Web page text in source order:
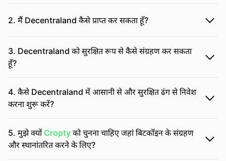
2. मैं Decentraland कैसे प्राप्त कर सकता हूँ?
3. Decentraland को सुरक्षित रूप से कैसे संग्रहण कर सकता
हूँ?
4. कैसे Decentraland में आसानी से और सुरक्षित ढंग से निवेश
करना शुरू करें?
5. मुझे क्यों Cropty को चुनना चाहिए जहां बिटकॉइन के संग्रहण
और स्थानांतरित करने के लिए?